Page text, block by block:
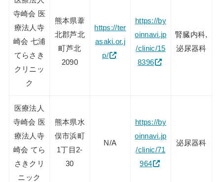
寺崎会 医
療法人寺
崎会 七浦
てらさき
クリニッ
ク
熊本県葦
北郡芦北
町芦北
2090
https://ter
asaki.or.j
p/
https://by
oinnavi.jp
/clinic/15
8396
腎臓内科,
泌尿器科
医療法人
寺崎会 医
療法人寺
崎会 てら
さきクリ
ニック
熊本県水
俣市浜町
1丁目2-
30
N/A
https://by
oinnavi.jp
/clinic/71
964
泌尿器科